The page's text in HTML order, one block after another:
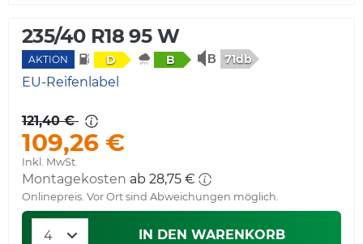
235/40 R18 95 W
AKTION D B 71db
EU-Reifenlabel
121,40 €
109,26 €
Inkl. MwSt.
Montagekosten ab 28,75 €
Onlinepreis. Vor Ort sind Abweichungen möglich.
IN DEN WARENKORB